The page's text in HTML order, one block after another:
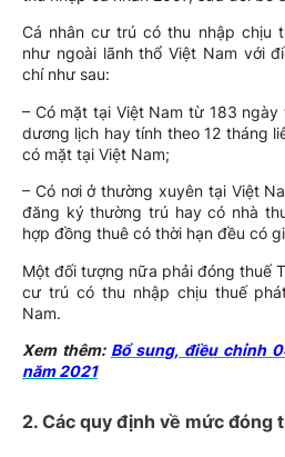
Cá nhân cư trú có thu nhập chịu
như ngoài lãnh thổ Việt Nam với
chí như sau:
– Có mặt tại Việt Nam từ 183
dương lịch hay tính theo 12 tháng
có mặt tại Việt Nam;
– Có nơi ở thường xuyên tại Việt
đăng ký thường trú hay có nhà
hợp đồng thuê có thời hạn đều có
Một đối tượng nữa phải đóng thuế
cư trú có thu nhập chịu thuế
Nam.
Xem thêm: Bổ sung, điều chỉnh
năm 2021
2. Các quy định về mức đóng